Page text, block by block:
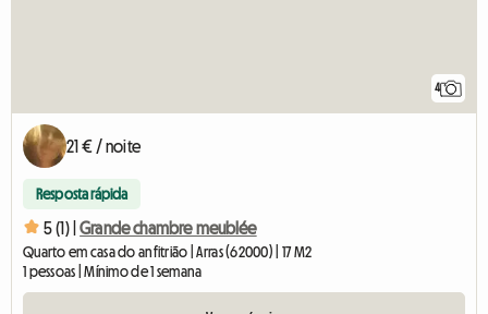
4
21 € / noite
Resposta rápida
5 (1) | Grande chambre meublée
Quarto em casa do anfitrião | Arras (62000) | 17 M2
1 pessoas | Mínimo de 1 semana